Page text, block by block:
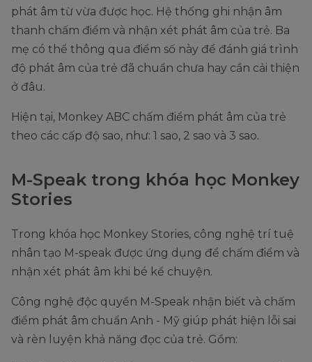
phát âm từ vừa được học. Hệ thống ghi nhận âm
thanh chấm điểm và nhận xét phát âm của trẻ. Ba
mẹ có thể thông qua điểm số này để đánh giá trình
độ phát âm của trẻ đã chuẩn chưa hay cần cải thiện
ở đâu.
Hiện tại, Monkey ABC chấm điểm phát âm của trẻ
theo các cấp độ sao, như: 1 sao, 2 sao và 3 sao.
M-Speak trong khóa học Monkey
Stories
Trong khóa học Monkey Stories, công nghệ trí tuệ
nhân tạo M-speak được ứng dụng để chấm điểm và
nhận xét phát âm khi bé kể chuyện.
Công nghệ độc quyền M-Speak nhận biết và chấm
điểm phát âm chuẩn Anh - Mỹ giúp phát hiện lỗi sai
và rèn luyện khả năng đọc của trẻ. Gồm: